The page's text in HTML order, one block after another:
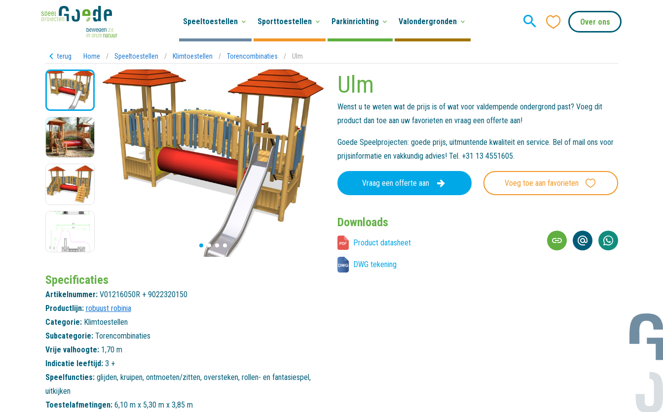
Speeltoestellen Sporttoestellen Parkinrichting Valondergronden Over ons
terug Home / Speeltoestellen / Klimtoestellen / Torencombinaties / Ulm
Specificaties
Artikelnummer: V01216050R + 9022320150
Productlijn: robuust robinia
Categorie: Klimtoestellen
Subcategorie: Torencombinaties
Vrije valhoogte: 1,70 m
Indicatie leeftijd: 3 +
Speelfuncties: glijden, kruipen, ontmoeten/zitten, oversteken, rollen- en fantasiespel ,
uitkijken
Toestelafmetingen: 6,10 m x 5,30 m x 3,85 m
Ulm
Wenst u te weten wat de prijs is of wat voor valdempende ondergrond past? Voeg dit
product dan toe aan uw favorieten en vraag een offerte aan!
Goede Speelprojecten: goede prijs, uitmuntende kwaliteit en service. Bel of mail ons voor
prijsinformatie en vakkundig advies! Tel. +31 13 4551605.
Vraag een offerte aan Voeg toe aan favorieten
Downloads
Product datasheet
DWG tekening